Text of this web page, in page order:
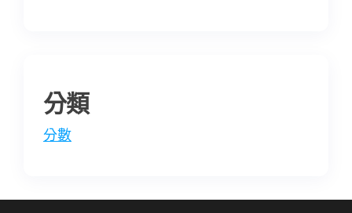
分類
分數